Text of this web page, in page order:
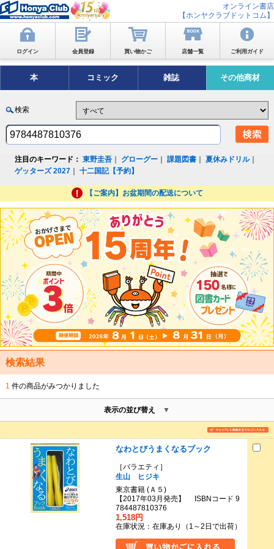
オンライン書店
【ホンヤクラブドットコム】
ログイン 会員登録 買い物かご 店舗一覧 ご利用ガイド
本 コミック 雑誌 その他商材
検索
注目のキーワード： 東野圭吾 グローグー ｜課題図書 ｜夏休みドリル｜
ゲッターズ 2027 ｜十二国記【予約】
【ご案内】お盆期間の配送について
検索結果
1 件の商品がみつかりました
表示の並び替え
なわとびうまくなるブック
［バラエティ］
生山 ヒジキ
東京書籍 (Ａ５)
【2017年03月発売】 ISBNコード 9
784487810376
1,518円
在庫状況：在庫あり（1～2日で出荷）